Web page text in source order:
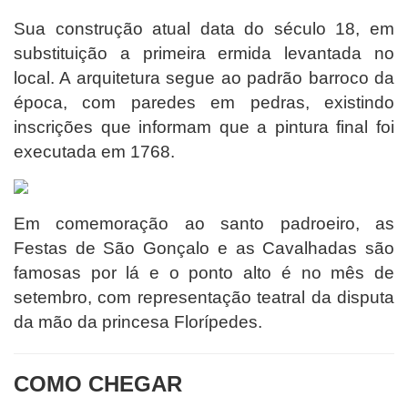
Sua construção atual data do século 18, em
substituição a primeira ermida levantada no
local. A arquitetura segue ao padrão barroco da
época, com paredes em pedras, existindo
inscrições que informam que a pintura final foi
executada em 1768.
Em comemoração ao santo padroeiro, as
Festas de São Gonçalo e as Cavalhadas são
famosas por lá e o ponto alto é no mês de
setembro, com representação teatral da disputa
da mão da princesa Florípedes.
COMO CHEGAR